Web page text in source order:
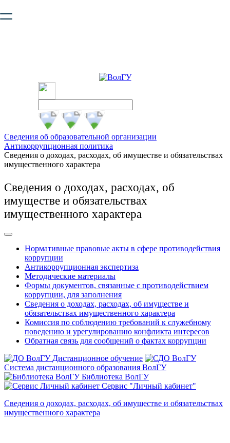
безопасную работу с сайтом. Пожалуйста
Сведения об образовательной организации
Антикоррупционная политика
Сведения о доходах, расходах, об имуществе и обязательствах
имущественного характера
Сведения о доходах, расходах, об
имуществе и обязательствах
имущественного характера
Нормативные правовые акты в сфере противодействия
коррупции
Антикоррупционная экспертиза
Методические материалы
Формы документов, связанные с противодействием
коррупции, для заполнения
Сведения о доходах, расходах, об имуществе и
обязательствах имущественного характера
Комиссия по соблюдению требований к служебному
поведению и урегулированию конфликта интересов
Обратная связь для сообщений о фактах коррупции
Дистанционное обучение
Система дистанционного образования ВолГУ
Библиотека ВолГУ
Сервис "Личный кабинет"
Сведения о доходах, расходах, об имуществе и обязательствах
имущественного характера